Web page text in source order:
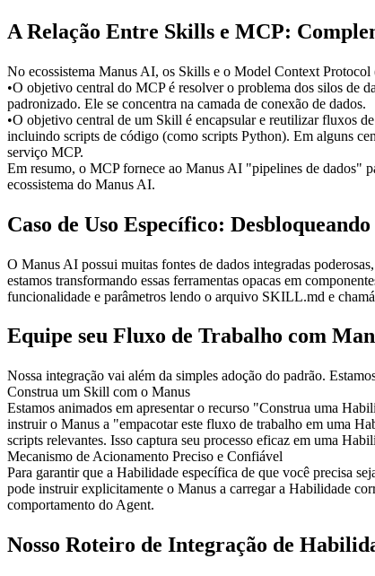
A Relação Entre Skills e MCP:
No ecossistema Manus AI, os Skills e o Model Context
•O objetivo central do MCP é resolver o problema dos silos de
padronizado. Ele se concentra na camada de conexão de dados.
•O objetivo central de um Skill é encapsular e reutilizar fluxos
incluindo scripts de código (como scripts Python). Em alguns
serviço MCP.
Em resumo, o MCP fornece ao Manus AI "pipelines de dados"
ecossistema do Manus AI.
Caso de Uso Específico:
O Manus AI possui muitas fontes de dados integradas
estamos transformando essas ferramentas opacas em
funcionalidade e parâmetros lendo o arquivo SKILL.md e
Equipe seu Fluxo de Trabalho com
Nossa integração vai além da simples adoção do padrão.
Construa um Skill com o Manus
Estamos animados em apresentar o recurso "Construa uma
instruir o Manus a "empacotar este fluxo de trabalho em uma
scripts relevantes. Isso captura seu processo eficaz em uma
Mecanismo de Acionamento Preciso e Confiável
Para garantir que a Habilidade específica de que você precisa
pode instruir explicitamente o Manus a carregar a Habilidade
comportamento do Agent.
Nosso Roteiro de Integração de